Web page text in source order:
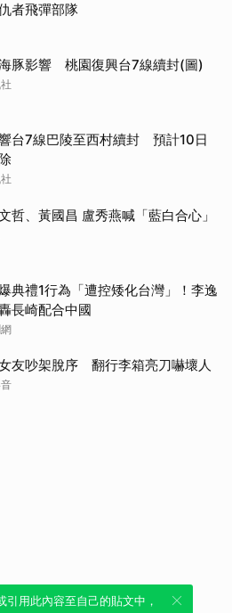
者飛彈部隊
豚影響 桃園復興台7線續封(圖)
台7線巴陵至西村續封 預計10日
哲、黃國昌 盧秀燕喊「藍白合心」
典禮1行為「遭控矮化台灣」！李逸
長崎配合中國
友吵架脫序 翻行李箱亮刀嚇壞人
用此內容，透過發布貼
引用此內容至自己的貼文中，